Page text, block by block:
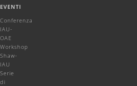
EVENTI
Conferenza
IAU-
OAE
Workshop
Shaw-
IAU
Serie
di